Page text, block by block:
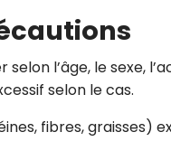
l’âge, le sexe,
selon le cas.
fibres, graisses)